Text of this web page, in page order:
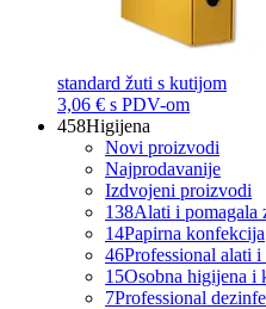
standard žuti s kutijom
3,06 € s PDV-om
458Higijena
Novi proizvodi
Najprodavanije
Izdvojeni proizvodi
138Alati i pomagala
14Papirna konfekcija
46Professional alati i
15Osobna higijena i
7Professional